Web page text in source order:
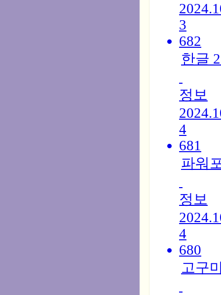
3
682
한글
정보
4
681
파워
정보
4
680
고구